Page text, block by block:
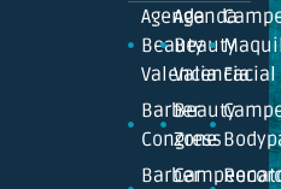
Agenda
Beauty
Valencia
Barber
Congress
Barber
Agenda
Beauty
Valencia
Beauty
Zone
Facial